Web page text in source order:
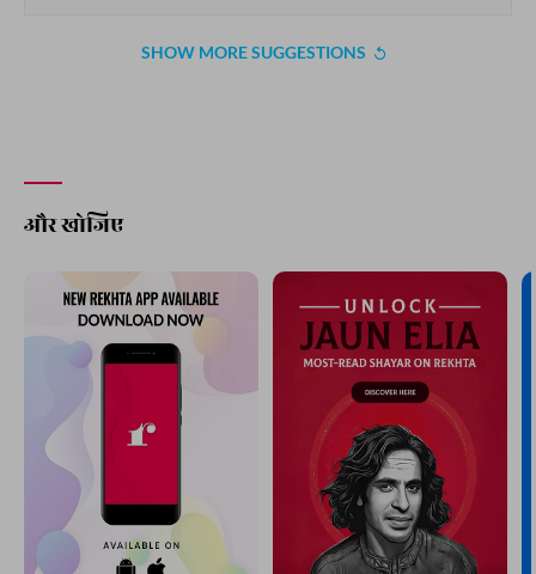
वो फिर ज़बान से अपनी कोई दु'आ न करे
मुज़फ़्फ़र वारसी
तमन्ना है कि मरते वक़्त भी हम मुस्कुराते हों
ज़बाँ पर या-मोहम्मद हो जब इस दुनिया से जाते हों
शकील बदायूनी
SHOW MORE SUGGESTIONS